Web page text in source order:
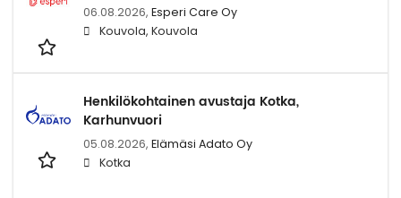
06.08.2026, Esperi Care Oy
Kouvola, Kouvola
Henkilökohtainen avustaja Kotka,
Karhunvuori
05.08.2026, Elämäsi Adato Oy
Kotka